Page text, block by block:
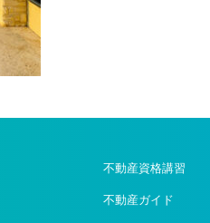
不動産資格講習
不動産ガイド